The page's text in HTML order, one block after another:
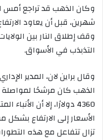
وكان الذهب قد تراجع
شهرين، قبل أن يعاود
وقف إطلاق النار بين
التذبذب في الأسواق.
وقال براين لان، المدير
الذهب كان مرشحًا
4360 دولارًا، إلا أن
الأسعار إلى الارتفاع
تزال تتفاعل مع هذه